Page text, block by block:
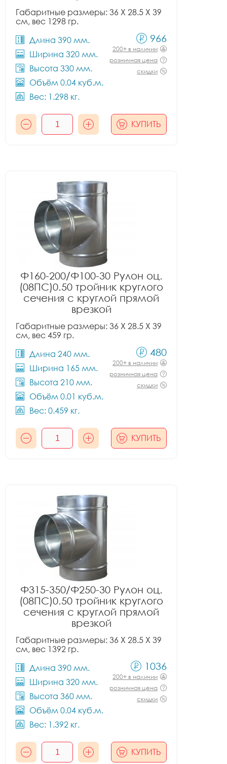
Габаритные размеры: 36 X 28.5 X 39
см, вес 1298 гр.
Длина 390 мм.
Ширина 320 мм.
Высота 330 мм.
Объём 0.04 куб.м.
Вес: 1.298 кг.
966
200+ в наличии
розничная цена
скидки
КУПИТЬ
Ф160-200/Ф100-30 Рулон оц.
(08ПС)0.50 тройник круглого
сечения с круглой прямой
врезкой
Габаритные размеры: 36 X 28.5 X 39
см, вес 459 гр.
Длина 240 мм.
Ширина 165 мм.
Высота 210 мм.
Объём 0.01 куб.м.
Вес: 0.459 кг.
480
200+ в наличии
розничная цена
скидки
КУПИТЬ
Ф315-350/Ф250-30 Рулон оц.
(08ПС)0.50 тройник круглого
сечения с круглой прямой
врезкой
Габаритные размеры: 36 X 28.5 X 39
см, вес 1392 гр.
Длина 390 мм.
Ширина 320 мм.
Высота 360 мм.
Объём 0.04 куб.м.
Вес: 1.392 кг.
1036
200+ в наличии
розничная цена
скидки
КУПИТЬ